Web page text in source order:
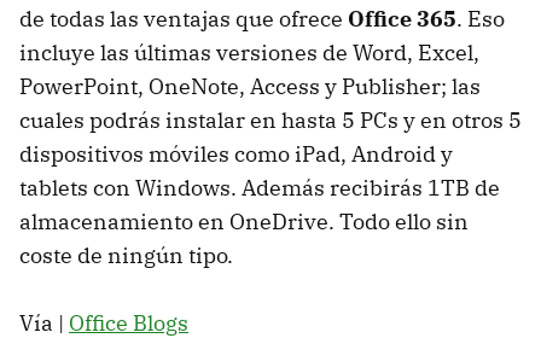
de todas las ventajas que ofrece Office 365. Eso
incluye las últimas versiones de Word, Excel,
PowerPoint, OneNote, Access y Publisher; las
cuales podrás instalar en hasta 5 PCs y en otros 5
dispositivos móviles como iPad, Android y
tablets con Windows. Además recibirás 1TB de
almacenamiento en OneDrive. Todo ello sin
coste de ningún tipo.
Vía | Office Blogs